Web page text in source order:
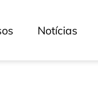
Notícias